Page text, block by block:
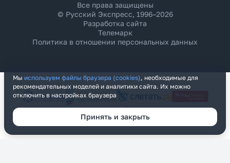
Все права защищены
© Русский Экспресс, 1996–2026
Разработка сайта
Телемарк
Политика в отношении персональных данных
Мы используем файлы браузера (cookies), необходимые для
рекомендательных моделей и аналитики сайта. Их можно
отключить в настройках браузера
Принять и закрыть